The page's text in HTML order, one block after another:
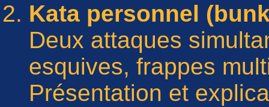
Kata personnel
Deux attaques
esquives, frappes
Présentation et